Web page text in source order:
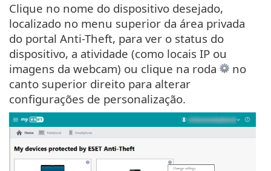
Clique no nome do dispositivo desejado,
localizado no menu superior da área privada
do portal Anti-Theft, para ver o status do
dispositivo, a atividade (como locais IP ou
imagens da webcam) ou clique na roda
no
canto superior direito para alterar
configurações de personalização.